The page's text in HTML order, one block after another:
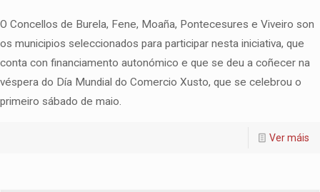
O Concellos de Burela, Fene, Moaña, Pontecesures e Viveiro son
os municipios seleccionados para participar nesta iniciativa, que
conta con financiamento autonómico e que se deu a coñecer na
véspera do Día Mundial do Comercio Xusto, que se celebrou o
primeiro sábado de maio.
Ver máis